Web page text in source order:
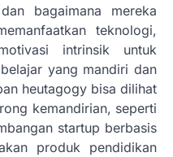
bagaimana mereka
teknologi,
intrinsik untuk
yang mandiri dan
heutagogy bisa dilihat
kemandirian, seperti
startup berbasis
produk pendidikan